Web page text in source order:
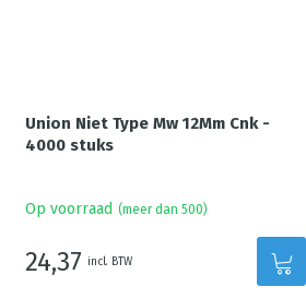
Union Niet Type Mw 12Mm Cnk -
4000 stuks
Op voorraad (meer dan 500)
24,37 incl. BTW